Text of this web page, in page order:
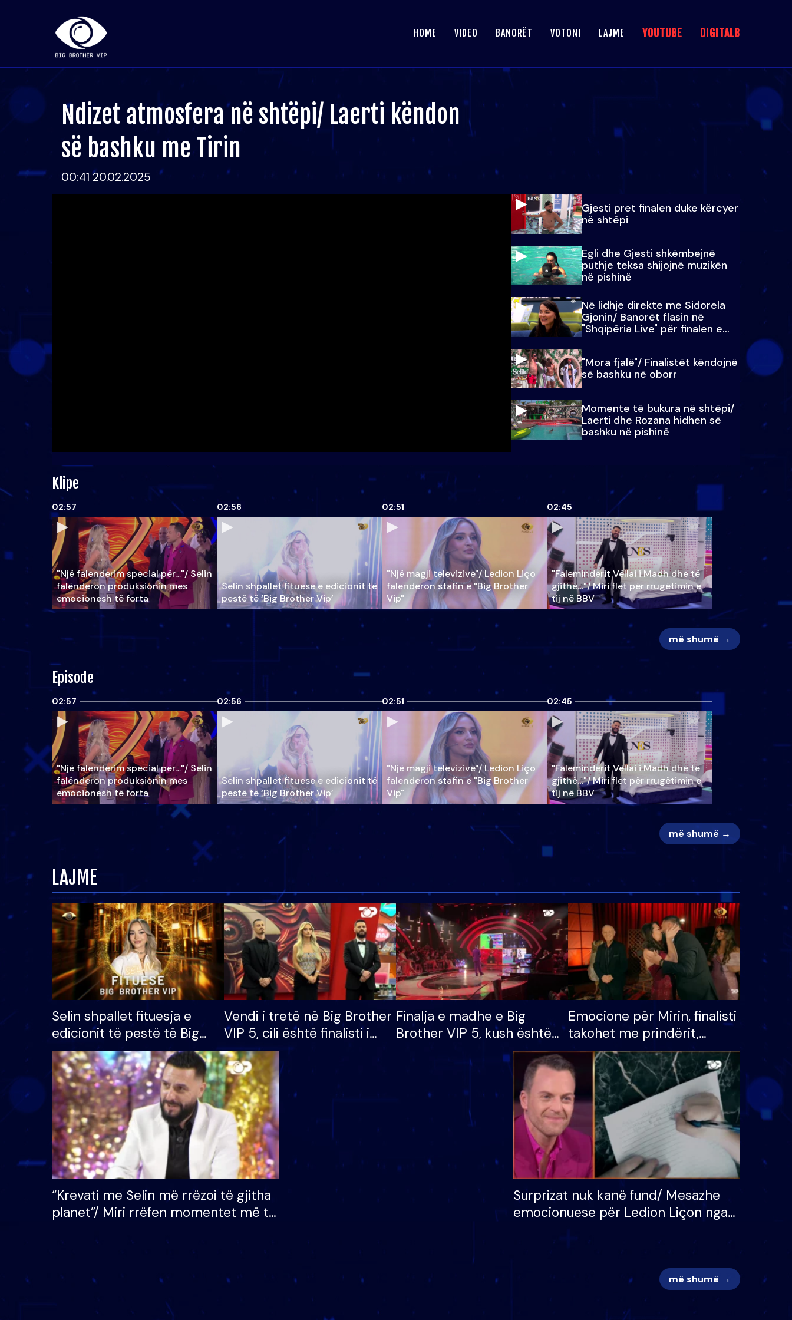
HOME VIDEO BANORËT VOTONI LAJME YOUTUBE DIGITALB
Ndizet atmosfera në shtëpi/ Laerti këndon
së bashku me Tirin
00:41 20.02.2025
Gjesti pret finalen duke kërcyer
në shtëpi
Egli dhe Gjesti shkëmbejnë
puthje teksa shijojnë muzikën
në pishinë
Në lidhje direkte me Sidorela
Gjonin/ Banorët flasin në
"Shqipëria Live" për finalen e
madhe
"Mora fjalë"/ Finalistët këndojnë
së bashku në oborr
Momente të bukura në shtëpi/
Laerti dhe Rozana hidhen së
bashku në pishinë
Klipe
02:57
"Një falenderim special për…"/ Selin
falënderon produksionin mes
emocionesh të forta
02:56
Selin shpallet fituese e edicionit të
pestë të ‘Big Brother Vip’
02:51
"Një magji televizive"/ Ledion Liço
falenderon stafin e "Big Brother
Vip"
02:45
"Faleminderit Vëllai i Madh dhe të
gjithë…"/ Miri flet për rrugëtimin e
tij në BBV
më shumë →
Episode
02:57
"Një falenderim special për…"/ Selin
falënderon produksionin mes
emocionesh të forta
02:56
Selin shpallet fituese e edicionit të
pestë të ‘Big Brother Vip’
02:51
"Një magji televizive"/ Ledion Liço
falenderon stafin e "Big Brother
Vip"
02:45
"Faleminderit Vëllai i Madh dhe të
gjithë…"/ Miri flet për rrugëtimin e
tij në BBV
më shumë →
LAJME
Selin shpallet fituesja e
edicionit të pestë të Big
Brother VIP, rrëmben
çmimin e madh prej 100
mijë eurosh
Vendi i tretë në Big Brother
VIP 5, cili është finalisti i
radhës që lë shtëpinë
Finalja e madhe e Big
Brother VIP 5, kush është
banori i parë që lë shtëpinë
dhe humb mundësinë për
të fituar çmimin e madh
Emocione për Mirin, finalisti
takohet me prindërit,
vajzën dhe bashkëshorten:
S’kemi ndonjë letër divorci
apo jo?
“Krevati me Selin më rrëzoi të gjitha
planet”/ Miri rrëfen momentet më të
mungojë zilja e mëngjesit kur…
Surprizat nuk kanë fund/ Mesazhe
emocionuese për Ledion Liçon nga
më shumë →